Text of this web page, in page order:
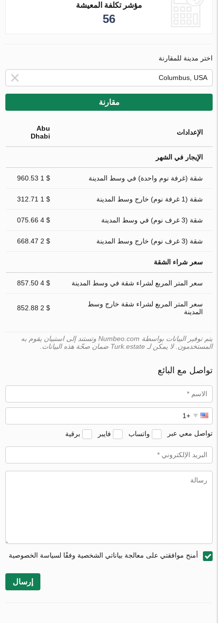
مؤشر تكلفة المعيشة
56
اختر مدينة للمقارنة
مقارنة
الإعدادات
Abu
Dhabi
الإيجار في الشهر
شقة (غرفة نوم واحدة) في وسط المدينة $ 1 960.53
شقة (1 غرفة نوم) خارج وسط المدينة $ 1 312.71
شقة (3 غرف نوم) في وسط المدينة $ 4 075.66
شقة (3 غرف نوم) خارج وسط المدينة $ 2 668.47
سعر شراء الشقة
سعر المتر المربع لشراء شقة في وسط المدينة $ 4 857.50
سعر المتر المربع لشراء شقة خارج وسط
المدينة
$ 2 852.88
يتم توفير البيانات بواسطة Numbeo.com وتستند إلى استبيان يقوم به
المستخدمون. لا يمكن لـ Turk.estate ضمان صحّة هذه البيانات.
تواصل مع البائع
تواصل معي عبر واتساب فايبر برقية
أمنح موافقتي على معالجة بياناتي الشخصية وفقًا لسياسة الخصوصية
إرسال